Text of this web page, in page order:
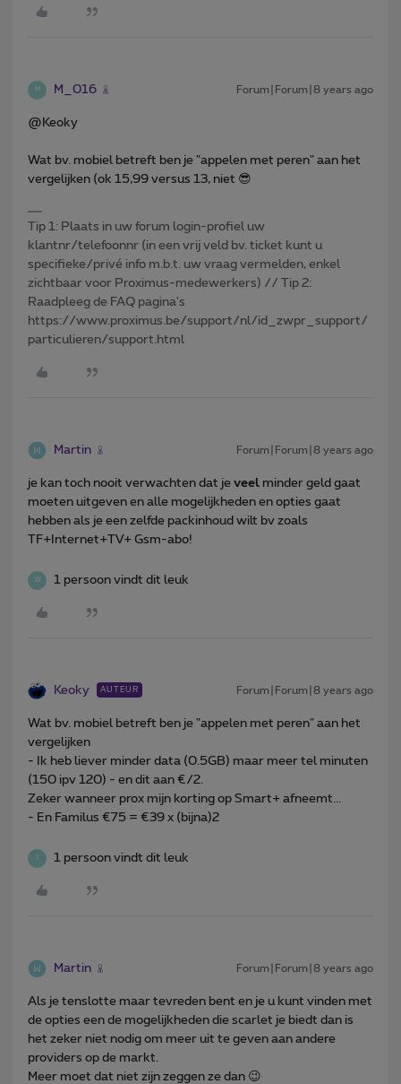
M M_016 Forum|Forum|8 years ago
@Keoky
Wat bv. mobiel betreft ben je "appelen met peren" aan het
vergelijken (ok 15,99 versus 13, niet 😎
Tip 1: Plaats in uw forum login-profiel uw
klantnr/telefoonnr (in een vrij veld bv. ticket kunt u
specifieke/privé info m.b.t. uw vraag vermelden, enkel
zichtbaar voor Proximus-medewerkers) // Tip 2:
Raadpleeg de FAQ pagina's
https://www.proximus.be/support/nl/id_zwpr_support/
particulieren/support.html
Martin Forum|Forum|8 years ago
je kan toch nooit verwachten dat je veel minder geld gaat
moeten uitgeven en alle mogelijkheden en opties gaat
hebben als je een zelfde packinhoud wilt bv zoals
TF+Internet+TV+ Gsm-abo!
W 1 persoon vindt dit leuk
Keoky AUTEUR Forum|Forum|8 years ago
Wat bv. mobiel betreft ben je "appelen met peren" aan het
vergelijken
- Ik heb liever minder data (0.5GB) maar meer tel minuten
(150 ipv 120) - en dit aan €/2.
Zeker wanneer prox mijn korting op Smart+ afneemt...
- En Familus €75 = €39 x (bijna)2
1 persoon vindt dit leuk
Martin Forum|Forum|8 years ago
Als je tenslotte maar tevreden bent en je u kunt vinden met
de opties een de mogelijkheden die scarlet je biedt dan is
het zeker niet nodig om meer uit te geven aan andere
providers op de markt.
Meer moet dat niet zijn zeggen ze dan 😉